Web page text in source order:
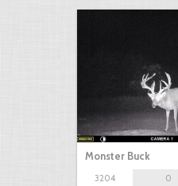
Monster Buck
3204
0